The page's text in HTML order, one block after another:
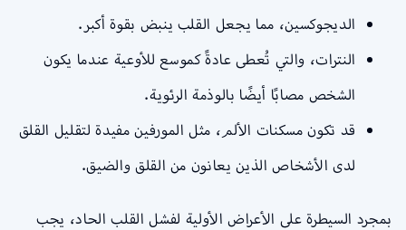
الديجوكسين، مما يجعل القلب ينبض بقوة أكبر.
النترات، والتي تُعطى عادةً كموسع للأوعية عندما يكون
الشخص مصابًا أيضًا بالوذمة الرئوية.
قد تكون مسكنات الألم، مثل المورفين مفيدة لتقليل القلق
لدى الأشخاص الذين يعانون من القلق والضيق.
بمجرد السيطرة على الأعراض الأولية لفشل القلب الحاد، يجب